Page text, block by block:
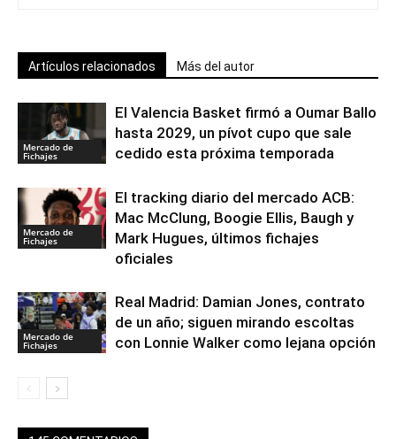
Artículos relacionados Más del autor
Mercado de
Fichajes
El Valencia Basket firmó a Oumar Ballo
hasta 2029, un pívot cupo que sale
cedido esta próxima temporada
Mercado de
Fichajes
El tracking diario del mercado ACB:
Mac McClung, Boogie Ellis, Baugh y
Mark Hugues, últimos fichajes
oficiales
Mercado de
Fichajes
Real Madrid: Damian Jones, contrato
de un año; siguen mirando escoltas
con Lonnie Walker como lejana opción